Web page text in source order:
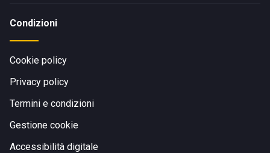
Condizioni
Cookie policy
Privacy policy
Termini e condizioni
Gestione cookie
Accessibilità digitale